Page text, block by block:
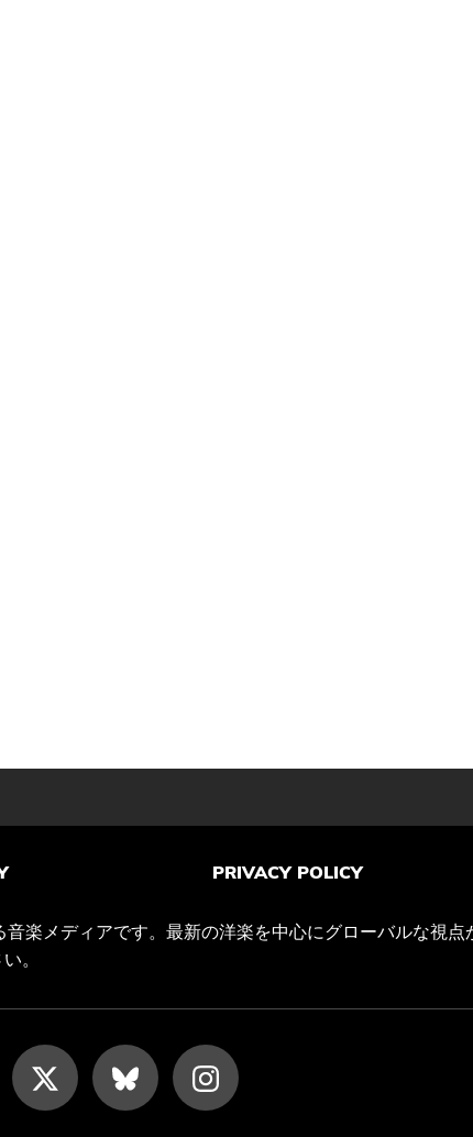
PRIVACY POLICY
音楽メディアです。最新の洋楽を中心にグローバルな視
。